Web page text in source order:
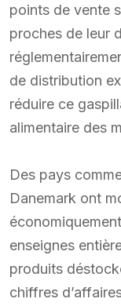
points de vente
proches de leur
de distribution
réduire ce
alimentaire des
Des pays
Danemark ont
enseignes
produits
chiffres